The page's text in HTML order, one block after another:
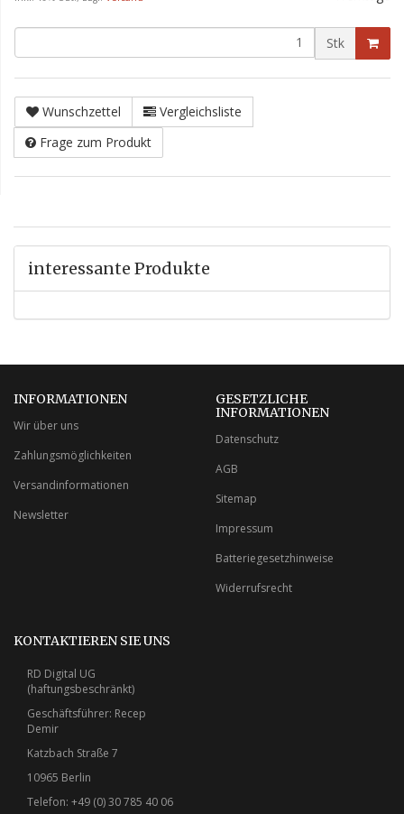
Stk
Wunschzettel
Vergleichsliste
Frage zum Produkt
interessante Produkte
INFORMATIONEN
Wir über uns
Zahlungsmöglichkeiten
Versandinformationen
Newsletter
GESETZLICHE
INFORMATIONEN
Datenschutz
AGB
Sitemap
Impressum
Batteriegesetzhinweise
Widerrufsrecht
KONTAKTIEREN SIE UNS
RD Digital UG
(haftungsbeschränkt)
Geschäftsführer: Recep
Demir
Katzbach Straße 7
10965 Berlin
Telefon: +49 (0) 30 785 40 06